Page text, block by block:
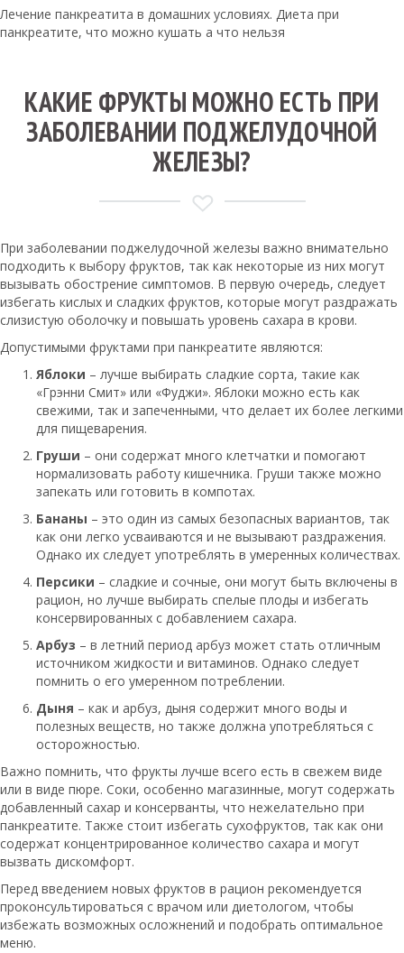
Лечение панкреатита в домашних условиях. Диета при
панкреатите, что можно кушать а что нельзя
КАКИЕ ФРУКТЫ МОЖНО ЕСТЬ ПРИ
ЗАБОЛЕВАНИИ ПОДЖЕЛУДОЧНОЙ
ЖЕЛЕЗЫ?
При заболевании поджелудочной железы важно внимательно
подходить к выбору фруктов, так как некоторые из них могут
вызывать обострение симптомов. В первую очередь, следует
избегать кислых и сладких фруктов, которые могут раздражать
слизистую оболочку и повышать уровень сахара в крови.
Допустимыми фруктами при панкреатите являются:
Яблоки – лучше выбирать сладкие сорта, такие как
«Грэнни Смит» или «Фуджи». Яблоки можно есть как
свежими, так и запеченными, что делает их более легкими
для пищеварения.
Груши – они содержат много клетчатки и помогают
нормализовать работу кишечника. Груши также можно
запекать или готовить в компотах.
Бананы – это один из самых безопасных вариантов, так
как они легко усваиваются и не вызывают раздражения.
Однако их следует употреблять в умеренных количествах.
Персики – сладкие и сочные, они могут быть включены в
рацион, но лучше выбирать спелые плоды и избегать
консервированных с добавлением сахара.
Арбуз – в летний период арбуз может стать отличным
источником жидкости и витаминов. Однако следует
помнить о его умеренном потреблении.
Дыня – как и арбуз, дыня содержит много воды и
полезных веществ, но также должна употребляться с
осторожностью.
Важно помнить, что фрукты лучше всего есть в свежем виде
или в виде пюре. Соки, особенно магазинные, могут содержать
добавленный сахар и консерванты, что нежелательно при
панкреатите. Также стоит избегать сухофруктов, так как они
содержат концентрированное количество сахара и могут
вызвать дискомфорт.
Перед введением новых фруктов в рацион рекомендуется
проконсультироваться с врачом или диетологом, чтобы
избежать возможных осложнений и подобрать оптимальное
меню.